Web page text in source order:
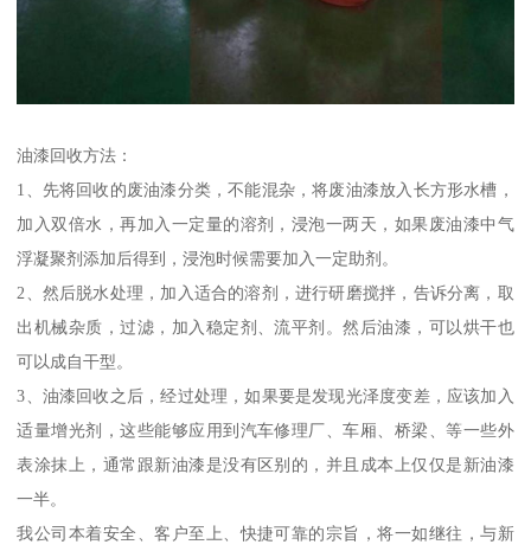
油漆回收方法：
1、先将回收的废油漆分类，不能混杂，将废油漆放入长方形水槽，
加入双倍水，再加入一定量的溶剂，浸泡一两天，如果废油漆中气
浮凝聚剂添加后得到，浸泡时候需要加入一定助剂。
2、然后脱水处理，加入适合的溶剂，进行研磨搅拌，告诉分离，取
出机械杂质，过滤，加入稳定剂、流平剂。然后油漆，可以烘干也
可以成自干型。
3、油漆回收之后，经过处理，如果要是发现光泽度变差，应该加入
适量增光剂，这些能够应用到汽车修理厂、车厢、桥梁、等一些外
表涂抹上，通常跟新油漆是没有区别的，并且成本上仅仅是新油漆
一半。
我公司本着安全、客户至上、快捷可靠的宗旨，将一如继往，与新